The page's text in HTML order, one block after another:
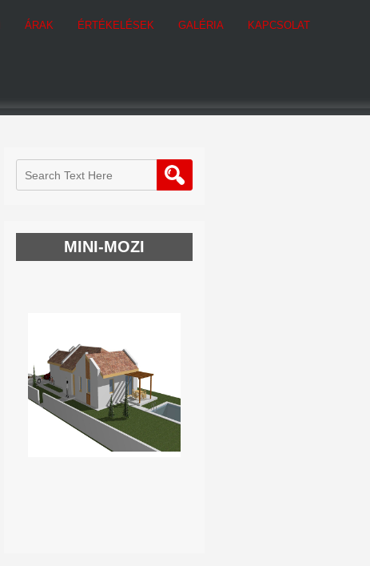
ÁRAK ÉRTÉKELÉSEK GALÉRIA KAPCSOLAT
MINI-MOZI